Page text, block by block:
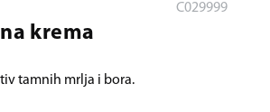
C029999
krema
tamnih mrlja i bora.